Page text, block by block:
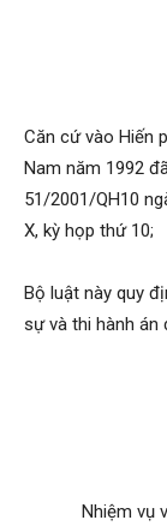
Căn cứ vào Hiến
Nam năm 1992
51/2001/QH10
X, kỳ họp thứ 10;
Bộ luật này quy
sự và thi hành án
Nhiệm vụ